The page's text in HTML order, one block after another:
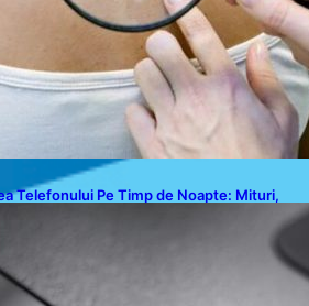
Telefonului Pe Timp de Noapte: Mituri,